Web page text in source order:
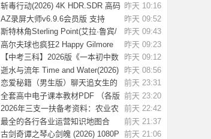
昨天 10:16
斩毒行动(2026) 4K HDR.SDR 高码
率 【国语
昨天 09:52
AZ录屏大师v6.9.6会员版 支持
1080P/60fps
昨天 09:43
斯特林角Sterling Point(艾拉·鲁宾/
艾米丽
昨天 09:23
高尔夫球也疯狂2 Happy Gilmore
2(2025) WE
昨天 09:12
【中考三科】2026版《一本初中数
理化公式定
昨天 08:56
逝水与流年 Time and Water(2026)
【简繁英
前天 23:31
恋爱秘籍（男生版）聊天追女生的
话术技巧，
前天 23:20
全套高中电子课本教材PDF （各版
本齐全）【
前天 22:42
2026年三支一扶备考资料：农业农
村知识考前
前天 21:37
最全的各行各业运营知识地图合
集，运营人案
前天 21:06
古剑奇谭之琴心剑魄 (2026) 1080P